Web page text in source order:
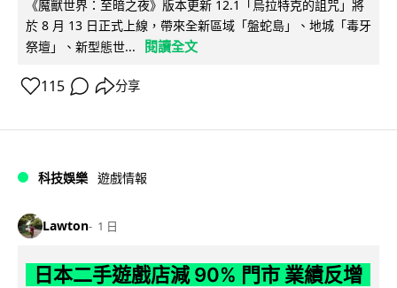
《魔獸世界：至暗之夜》版本更新 12.1「烏拉特克的詛咒」將
於 8 月 13 日正式上線，帶來全新區域「盤蛇島」、地城「毒牙
祭壇」、新型態世...
閱讀全文
115 分享
科技娛樂 遊戲情報
Lawton 1 日
日本二手遊戲店減 90% 門市 業績反增